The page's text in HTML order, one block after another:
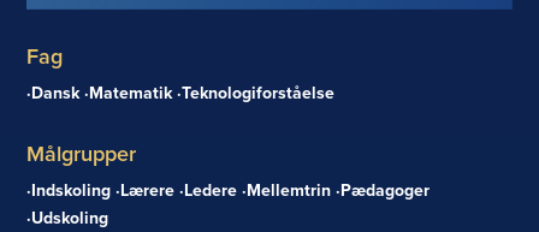
Fag
Dansk Matematik Teknologiforståelse
Målgrupper
Indskoling Lærere Ledere Mellemtrin Pædagoger
Udskoling